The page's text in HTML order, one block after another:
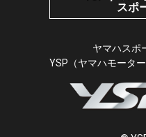
スポ
ヤマハスポ
YSP（ヤマハモータ